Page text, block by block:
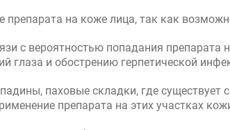
на коже лица, так как
с вероятностью попадания препарата
глаза и обострению герпетической
паховые складки, где существует
препарата на этих участках